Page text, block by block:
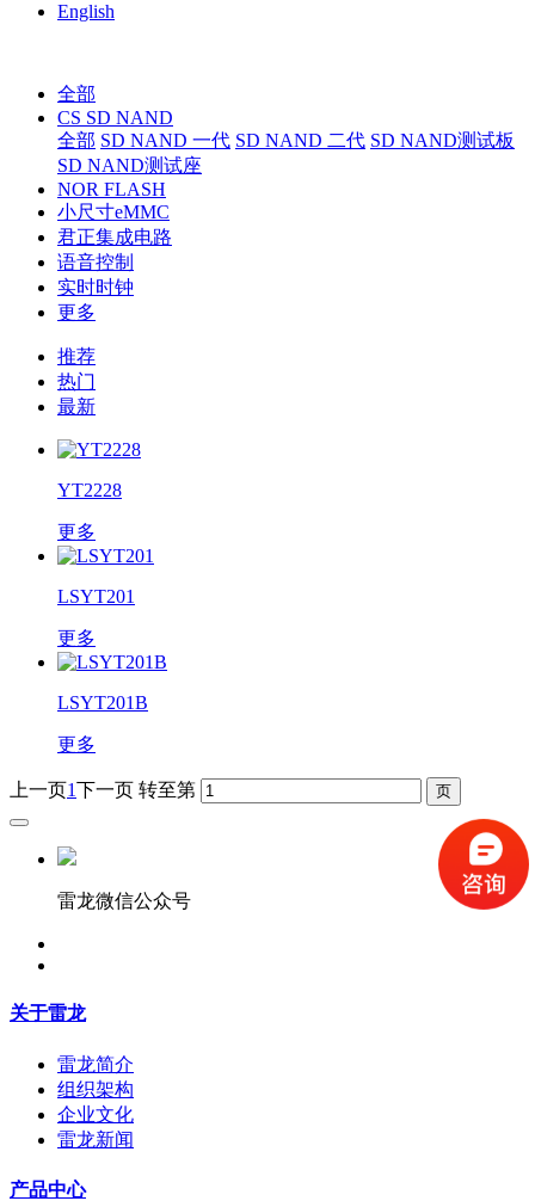
English
全部
CS SD NAND
全部 SD NAND 一代 SD NAND 二代 SD NAND测试板
SD NAND测试座
NOR FLASH
小尺寸eMMC
君正集成电路
语音控制
实时时钟
更多
推荐
热门
最新
YT2228
更多
LSYT201
更多
LSYT201B
更多
上一页1下一页 转至第
雷龙微信公众号
关于雷龙
雷龙简介
组织架构
企业文化
雷龙新闻
产品中心